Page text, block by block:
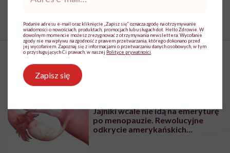
„Opieka
skoncentrowana
rodzinie
bez
czego
współczesna
medycyna
Najpopularniejsze
Jajniki wcale nie idą na emeryturę
po menopauzie. Rewolucyjne
odkrycie amerykańskich
*
Podanie adresu e-mail oraz kliknięcie „Zapisz się” oznacza zgodę na otrzymywanie
wiadomości o nowościach, produktach, promocjach lub usługach dot. Hello Zdrowie. W
dowolnym momencie możesz zrezygnować z otrzymywania newslettera. Wycofanie
zgody nie ma wpływu na zgodność z prawem przetwarzania, którego dokonano przed
jej wycofaniem. Zapoznaj się z informacjami o przetwarzaniu danych osobowych, w tym
o przysługujących Ci prawach, w naszej Polityce prywatności
Zapisz się